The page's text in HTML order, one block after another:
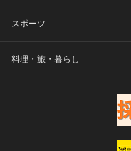
スポーツ
料理・旅・暮らし